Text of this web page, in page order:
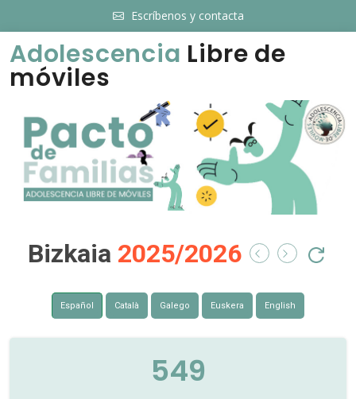
Escríbenos y contacta
Adolescencia Libre de
móviles
Bizkaia 2025/2026
Español Català Galego Euskera English
549